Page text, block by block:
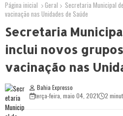
Página inicial Geral
Secretaria Municipal
vacinação nas Unidades de Saúde
Secretaria
inclui novos
vacinação nas
Bahia Expresso
terça-feira, maio 04, 2021
2